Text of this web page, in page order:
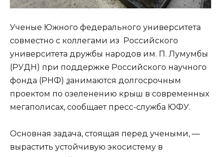
Ученые Южного федерального университета
совместно с коллегами из Российского
университета дружбы народов им. П. Лумумбы
(РУДН) при поддержке Российского научного
фонда (РНФ) занимаются долгосрочным
проектом по озеленению крыш в современных
мегаполисах, сообщает пресс-служба ЮФУ.
Основная задача, стоящая перед учеными, —
вырастить устойчивую экосистему в